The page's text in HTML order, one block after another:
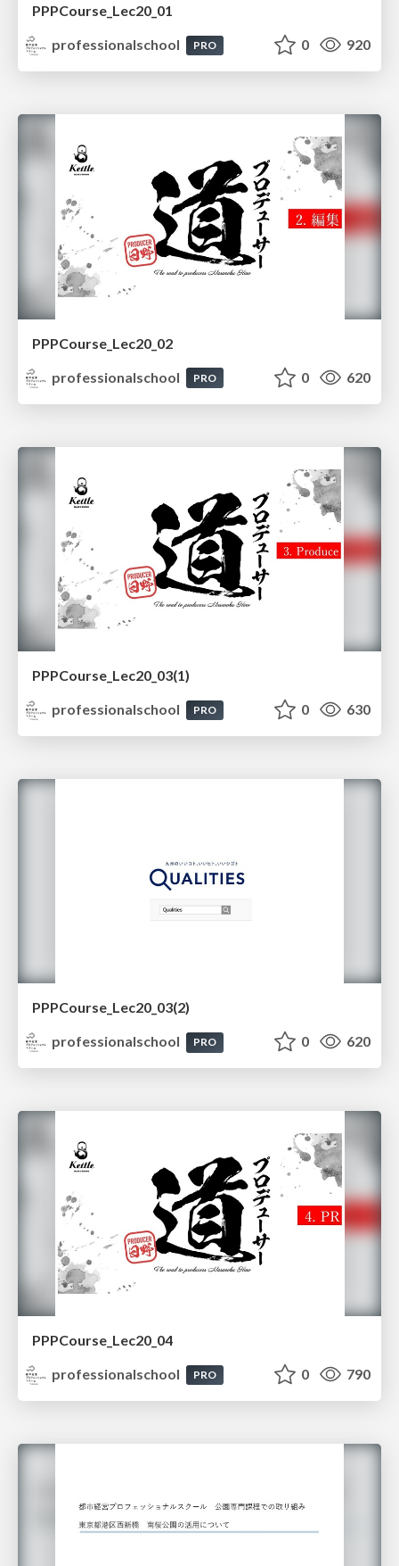
PPPCourse_Lec20_01
professionalschool
PRO 0 920
PPPCourse_Lec20_02
professionalschool
PRO 0 620
PPPCourse_Lec20_03(1)
professionalschool
PRO 0 630
PPPCourse_Lec20_03(2)
professionalschool
PRO 0 620
PPPCourse_Lec20_04
professionalschool
PRO 0 790